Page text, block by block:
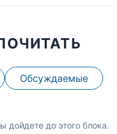
Обсуждаемые
дойдете до этого блока.